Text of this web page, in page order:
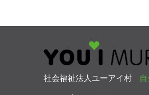
社会福祉法人ユーアイ村